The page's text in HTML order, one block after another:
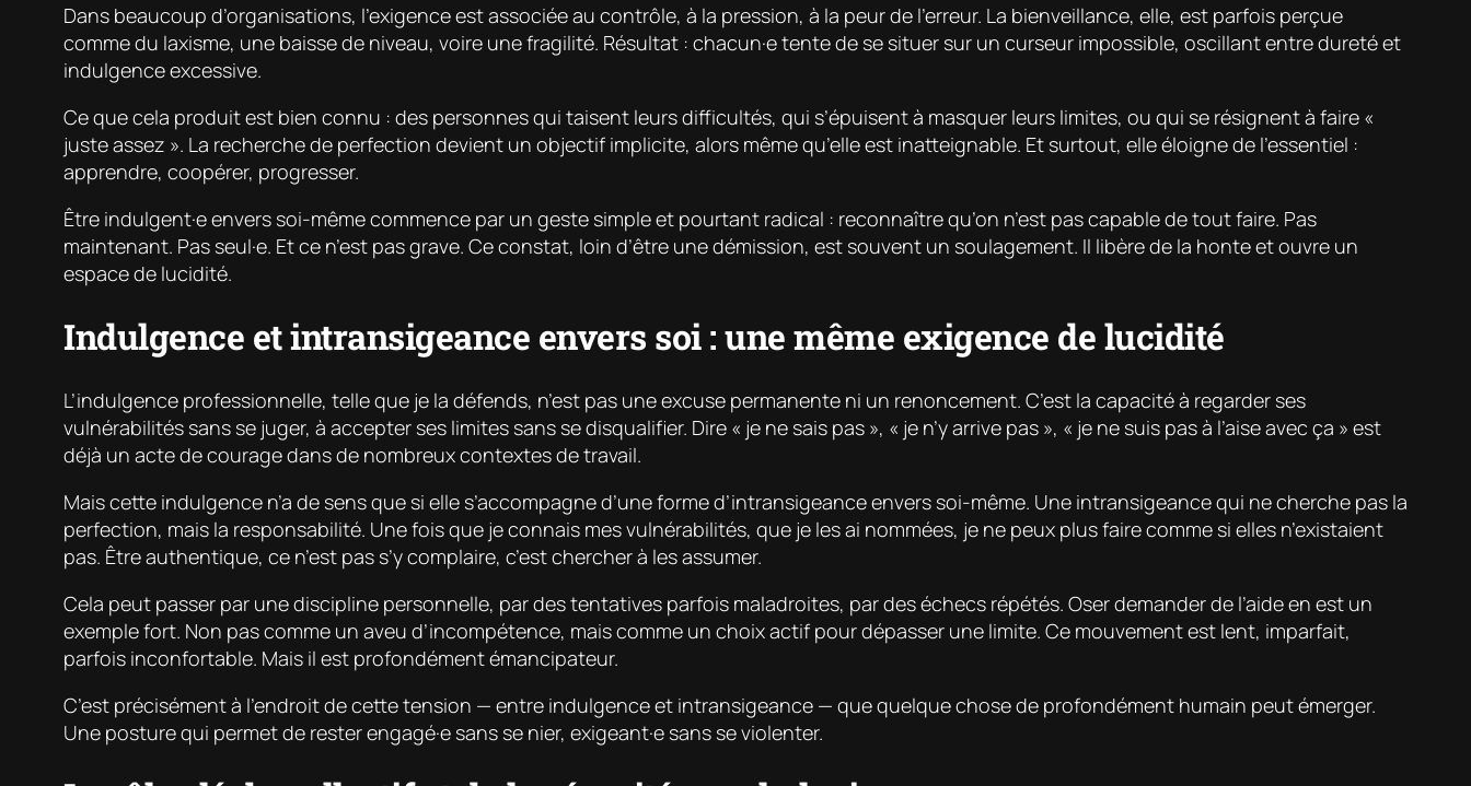
Dans beaucoup d’organisations, l’exigence est associée au contrôle, à la pression, à la peur de l’erreur. La bienveillance, elle, est parfois perçue
comme du laxisme, une baisse de niveau, voire une fragilité. Résultat : chacun·e tente de se situer sur un curseur impossible, oscillant entre dureté et
indulgence excessive.
Ce que cela produit est bien connu : des personnes qui taisent leurs difficultés, qui s’épuisent à masquer leurs limites, ou qui se résignent à faire «
juste assez ». La recherche de perfection devient un objectif implicite, alors même qu’elle est inatteignable. Et surtout, elle éloigne de l’essentiel :
apprendre, coopérer, progresser.
Être indulgent·e envers soi-même commence par un geste simple et pourtant radical : reconnaître qu’on n’est pas capable de tout faire. Pas
maintenant. Pas seul·e. Et ce n’est pas grave. Ce constat, loin d’être une démission, est souvent un soulagement. Il libère de la honte et ouvre un
espace de lucidité.
Indulgence et intransigeance envers soi : une même exigence de lucidité
L’indulgence professionnelle, telle que je la défends, n’est pas une excuse permanente ni un renoncement. C’est la capacité à regarder ses
vulnérabilités sans se juger, à accepter ses limites sans se disqualifier. Dire « je ne sais pas », « je n’y arrive pas », « je ne suis pas à l’aise avec ça » est
déjà un acte de courage dans de nombreux contextes de travail.
Mais cette indulgence n’a de sens que si elle s’accompagne d’une forme d’intransigeance envers soi-même. Une intransigeance qui ne cherche pas la
perfection, mais la responsabilité. Une fois que je connais mes vulnérabilités, que je les ai nommées, je ne peux plus faire comme si elles n’existaient
pas. Être authentique, ce n’est pas s’y complaire, c’est chercher à les assumer.
Cela peut passer par une discipline personnelle, par des tentatives parfois maladroites, par des échecs répétés. Oser demander de l’aide en est un
exemple fort. Non pas comme un aveu d’incompétence, mais comme un choix actif pour dépasser une limite. Ce mouvement est lent, imparfait,
parfois inconfortable. Mais il est profondément émancipateur.
C’est précisément à l’endroit de cette tension — entre indulgence et intransigeance — que quelque chose de profondément humain peut émerger.
Une posture qui permet de rester engagé·e sans se nier, exigeant·e sans se violenter.